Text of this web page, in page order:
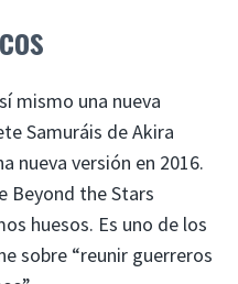
mismo una nueva
Samuráis de Akira
nueva versión en 2016.
Beyond the Stars
huesos. Es uno de los
sobre “reunir guerreros